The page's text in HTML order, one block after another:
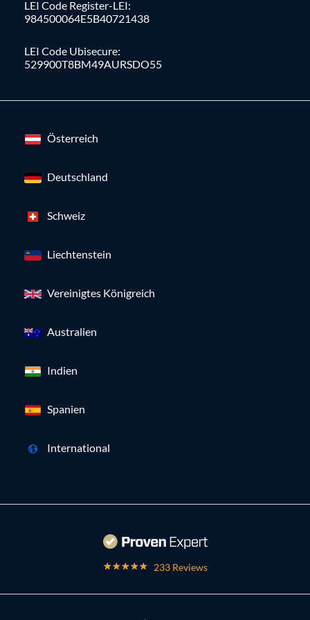
LEI Code Register-LEI:
984500064E5B40721438
LEI Code Ubisecure:
529900T8BM49AURSDO55
Österreich
Deutschland
Schweiz
Liechtenstein
Vereinigtes Königreich
Australien
Indien
Spanien
International
233 Reviews